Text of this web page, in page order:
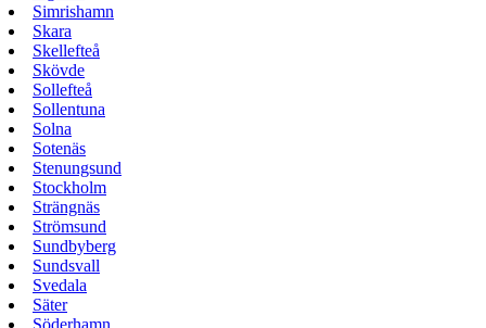
Simrishamn
Skara
Skellefteå
Skövde
Sollefteå
Sollentuna
Solna
Sotenäs
Stenungsund
Stockholm
Strängnäs
Strömsund
Sundbyberg
Sundsvall
Svedala
Säter
Söderhamn